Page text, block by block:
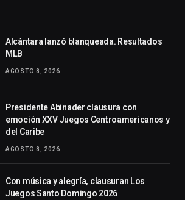
Alcántara lanzó blanqueada. Resultados
MLB
AGOSTO 8, 2026
Presidente Abinader clausura con
emoción XXV Juegos Centroamericanos y
del Caribe
AGOSTO 8, 2026
Con música y alegría, clausuran Los
Juegos Santo Domingo 2026